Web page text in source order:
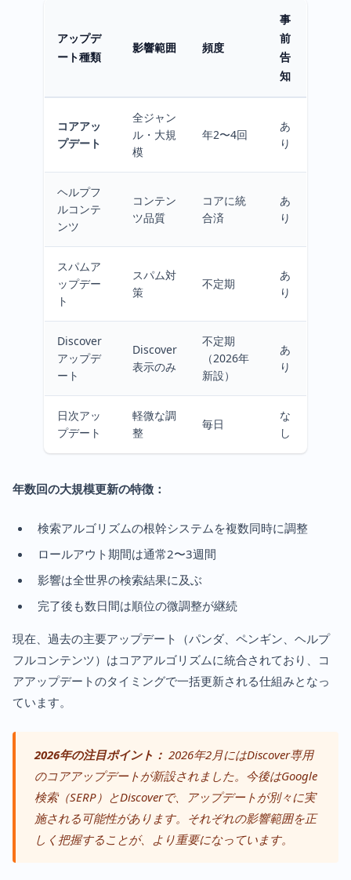
アップデ
ート種類
影響範囲 頻度
事
前
告
知
コアアッ
プデート
全ジャン
ル・大規
模
年2〜4回
あ
り
ヘルプフ
ルコンテ
ンツ
コンテン
ツ品質
コアに統
合済
あ
り
スパムア
ップデー
ト
スパム対
策
不定期
あ
り
Discover
アップデ
ート
Discover
表示のみ
不定期
（2026年
新設）
あ
り
日次アッ
プデート
軽微な調
整
毎日
な
し
年数回の大規模更新の特徴：
検索アルゴリズムの根幹システムを複数同時に調整
ロールアウト期間は通常2〜3週間
影響は全世界の検索結果に及ぶ
完了後も数日間は順位の微調整が継続
現在、過去の主要アップデート（パンダ、ペンギン、ヘルプ
フルコンテンツ）はコアアルゴリズムに統合されており、コ
アアップデートのタイミングで一括更新される仕組みとなっ
ています。
2026年の注目ポイント： 2026年2月にはDiscover専用
のコアアップデートが新設されました。今後はGoogle
検索（SERP）とDiscoverで、アップデートが別々に実
施される可能性があります。それぞれの影響範囲を正
しく把握することが、より重要になっています。